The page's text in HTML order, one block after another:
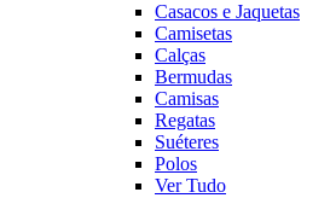
Casacos e Jaquetas
Camisetas
Calças
Bermudas
Camisas
Regatas
Suéteres
Polos
Ver Tudo